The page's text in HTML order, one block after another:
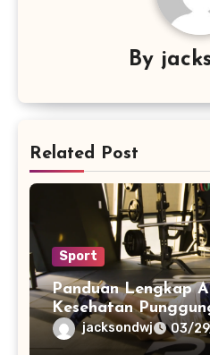
By
Related Post
Sport
Panduan Lengkap
Kesehatan
Belakang
jacksondwj 03/